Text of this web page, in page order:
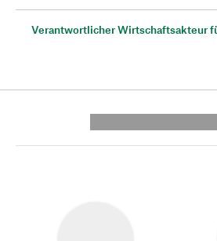
Verantwortlicher Wirtschaftsakteur